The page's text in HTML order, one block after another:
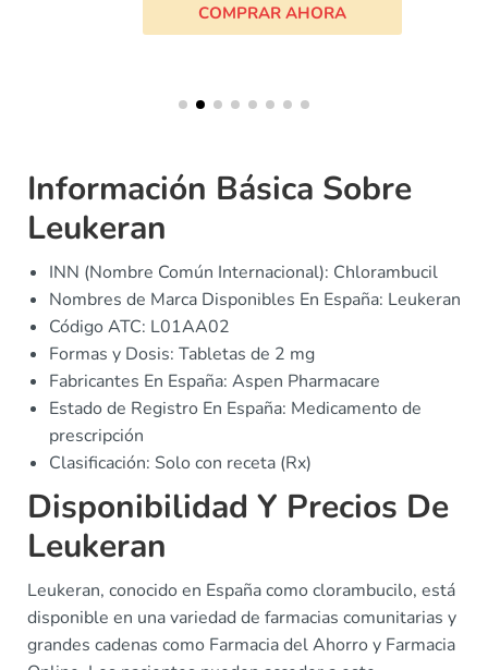
COMPRAR AHORA
Información Básica Sobre
Leukeran
INN (Nombre Común Internacional): Chlorambucil
Nombres de Marca Disponibles En España: Leukeran
Código ATC: L01AA02
Formas y Dosis: Tabletas de 2 mg
Fabricantes En España: Aspen Pharmacare
Estado de Registro En España: Medicamento de
prescripción
Clasificación: Solo con receta (Rx)
Disponibilidad Y Precios De
Leukeran
Leukeran, conocido en España como clorambucilo, está
disponible en una variedad de farmacias comunitarias y
grandes cadenas como Farmacia del Ahorro y Farmacia